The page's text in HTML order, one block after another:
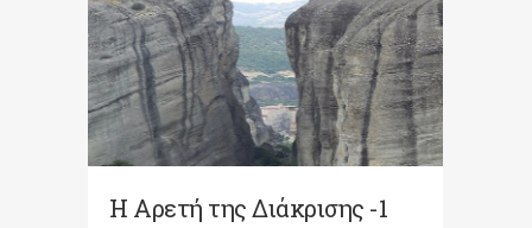
Η Αρετή της Διάκρισης -1